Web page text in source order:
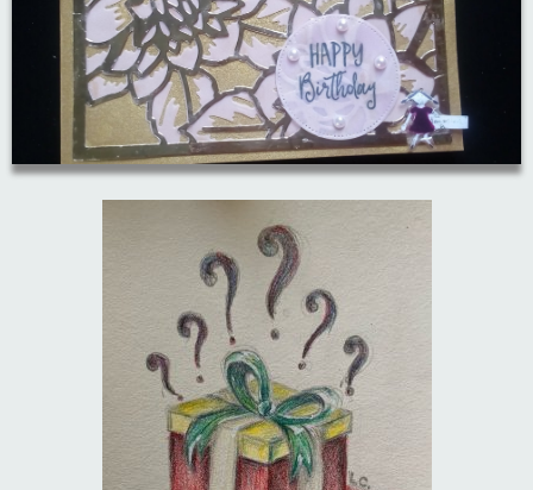
A, ja, op is op
Aanbiedingen
Andere
Boeken en magazines
Handige extra's
Hechtingsmaterialen
Hout , MDF, kartonmateriaal, steen
Algemene voorwaarden
Verzend - en verpakkingsk
Mijn account